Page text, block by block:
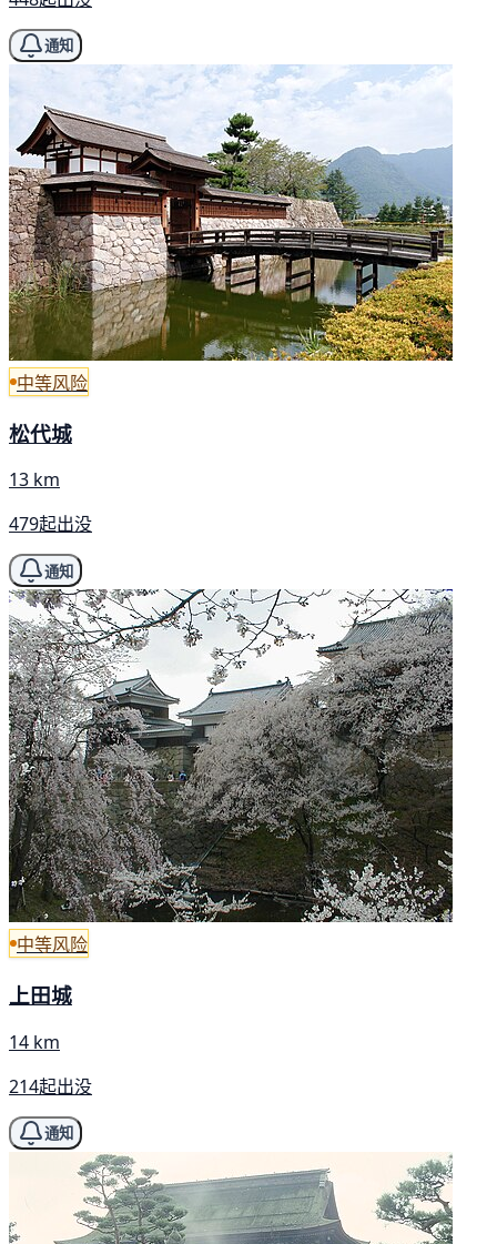
通知
中等风险
松代城
13 km
479起出没
通知
中等风险
上田城
14 km
214起出没
通知